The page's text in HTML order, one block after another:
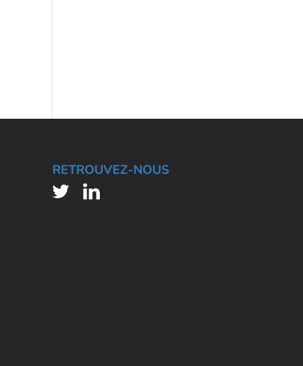
RETROUVEZ-NOUS